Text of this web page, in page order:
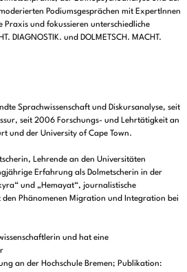
Podiumsgesprächen mit ExpertInnen
Praxis und fokussieren unterschiedliche
DIAGNOSTIK. und DOLMETSCH. MACHT.
Sprachwissenschaft und Diskursanalyse, seit
seit 2006 Forschungs- und Lehrtätigkeit an
und der University of Cape Town.
Lehrende an den Universitäten
Erfahrung als Dolmetscherin in der
und „Hemayat“, journalistische
den Phänomenen Migration und Integration bei
und hat eine
an der Hochschule Bremen; Publikation: